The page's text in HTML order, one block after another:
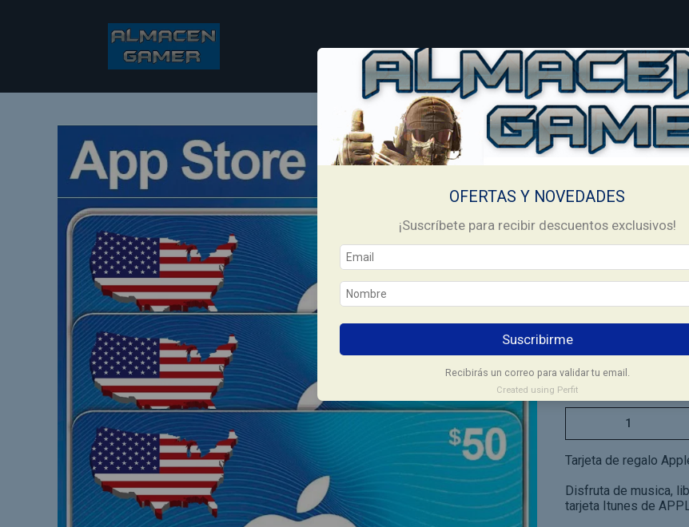
OFERTAS Y NOVEDADES
¡Suscríbete para recibir descuentos exclusivos!
Suscribirme
Recibirás un correo para validar tu email.
Created using Perfit
Inicio / TARJETAS
Tarjeta Apple Itunes 5
Tarjeta
Card -
$11.752
Plazo de
Tarjeta de regalo
Disfruta de musica,
tarjeta Itunes de